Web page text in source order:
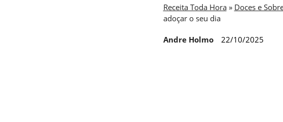
Receita Toda Hora» Doces e
adoçar o seu dia
Andre Holmo 22/10/2025